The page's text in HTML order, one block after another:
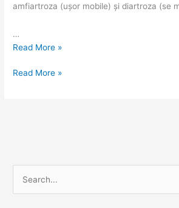
amfiartroza (ușor mobile) și diartroza (se
…
Read More »
Read More »